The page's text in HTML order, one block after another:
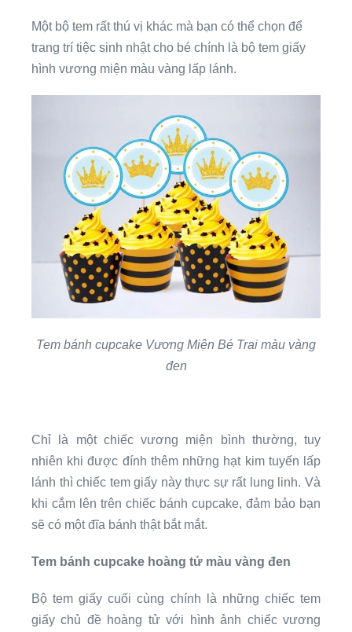
Một bộ tem rất thú vị khác mà bạn có thể chọn để
trang trí tiệc sinh nhật cho bé chính là bộ tem giấy
hình vương miện màu vàng lấp lánh.
Tem bánh cupcake Vương Miện Bé Trai màu vàng
đen
Chỉ là một chiếc vương miện bình thường, tuy
nhiên khi được đính thêm những hạt kim tuyến lấp
lánh thì chiếc tem giấy này thực sự rất lung linh. Và
khi cắm lên trên chiếc bánh cupcake, đảm bảo bạn
sẽ có một đĩa bánh thật bắt mắt.
Tem bánh cupcake hoàng tử màu vàng đen
Bộ tem giấy cuối cùng chính là những chiếc tem
giấy chủ đề hoàng tử với hình ảnh chiếc vương